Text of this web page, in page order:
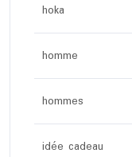
hoka
homme
hommes
idée cadeau